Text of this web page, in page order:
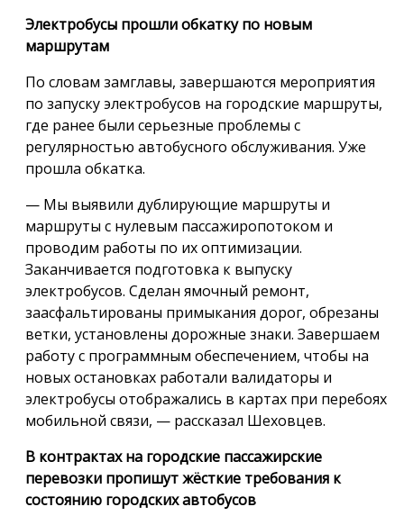
Электробусы прошли обкатку по новым
маршрутам
По словам замглавы, завершаются мероприятия
по запуску электробусов на городские маршруты,
где ранее были серьезные проблемы с
регулярностью автобусного обслуживания. Уже
прошла обкатка.
— Мы выявили дублирующие маршруты и
маршруты с нулевым пассажиропотоком и
проводим работы по их оптимизации.
Заканчивается подготовка к выпуску
электробусов. Сделан ямочный ремонт,
заасфальтированы примыкания дорог, обрезаны
ветки, установлены дорожные знаки. Завершаем
работу с программным обеспечением, чтобы на
новых остановках работали валидаторы и
электробусы отображались в картах при перебоях
мобильной связи, — рассказал Шеховцев.
В контрактах на городские пассажирские
перевозки пропишут жёсткие требования к
состоянию городских автобусов